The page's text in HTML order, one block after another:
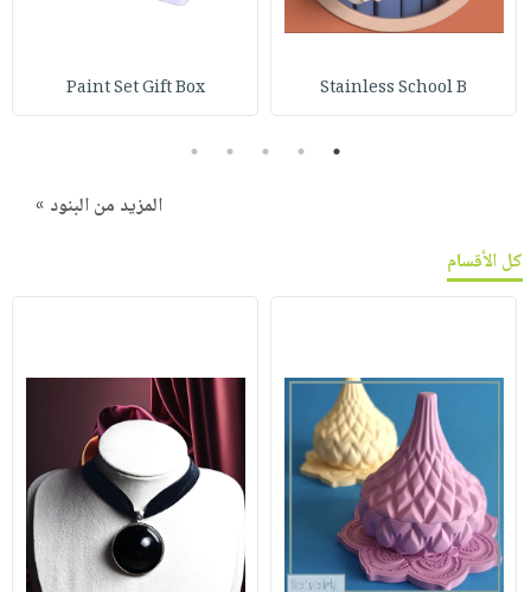
Stainless School B
Paint Set Gift Box
1
2
3
4
5
المزيد من البنود »
كل الأقسام